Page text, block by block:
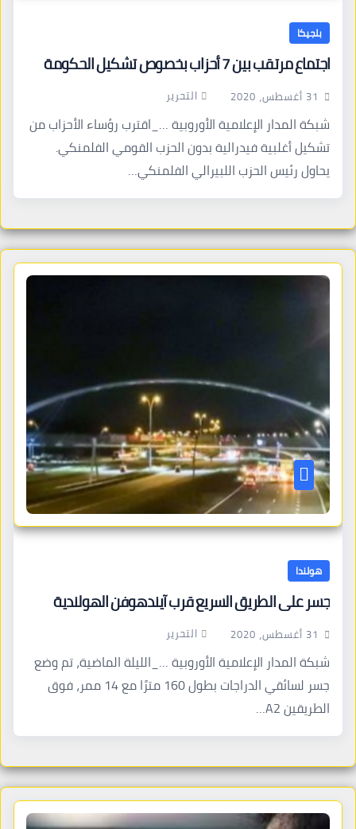
بلجيكا
اجتماع مرتقب بين 7 أحزاب بخصوص تشكيل الحكومة
31 أغسطس، 2020 التحرير
شبكة المدار الإعلامية الأوروبية …_اقترب رؤساء الأحزاب من
تشكيل أغلبية فيدرالية بدون الحزب القومي الفلمنكي.
يحاول رئيس الحزب اللبيرالي الفلمنكي…
هولندا
جسر على الطريق السريع قرب آيندهوفن الهولندية
31 أغسطس، 2020 التحرير
شبكة المدار الإعلامية الأوروبية …_الليلة الماضية، تم وضع
جسر لسائقي الدراجات بطول 160 مترًا مع 14 ممر، فوق
الطريقين A2…